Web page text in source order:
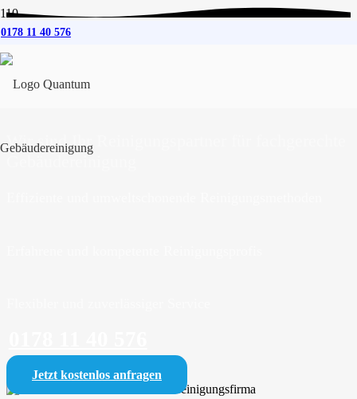
0178 11 40 576
Gebäudereinigung
Wismar
Wir sind Ihr Reinigungspartner für fachgerechte
Gebäudereinigung
Jetzt kostenlos anfragen